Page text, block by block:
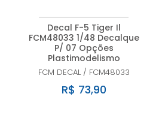
Decal F-5 Tiger Il
FCM48033 1/48 Decalque
P/ 07 Opções
Plastimodelismo
FCM DECAL / FCM48033
R$ 73,90